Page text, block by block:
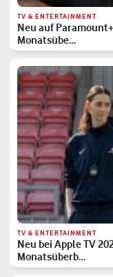
TV & ENTERTAINMENT
Neu auf
Monatsübe…
TV & ENTERTAINMENT
Neu bei Apple TV
Monatsüberb…